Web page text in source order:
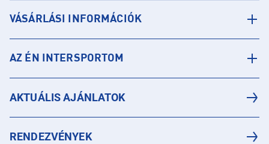
VÁSÁRLÁSI INFORMÁCIÓK
AZ ÉN INTERSPORTOM
AKTUÁLIS AJÁNLATOK
RENDEZVÉNYEK